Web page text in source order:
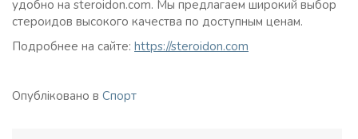
удобно на steroidon.com. Мы предлагаем широкий выбор
стероидов высокого качества по доступным ценам.
Подробнее на сайте: https://steroidon.com
Опубліковано в Спорт